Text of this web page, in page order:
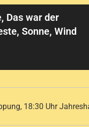
Das war der
Sonne, Wind
18:30 Uhr